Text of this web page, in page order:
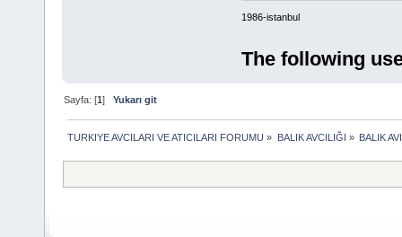
1986-istanbul
The following
Sayfa: [1]Yukarı git
TURKIYE AVCILARI VE ATICILARI FORUMU » BALIK AVCILIĞI » BALIK